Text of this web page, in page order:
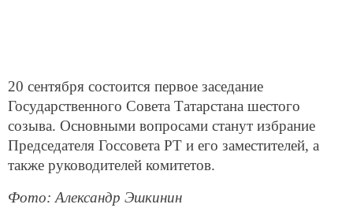
20 сентября состоится первое заседание
Государственного Совета Татарстана шестого
созыва. Основными вопросами станут избрание
Председателя Госсовета РТ и его заместителей, а
также руководителей комитетов.
Фото: Александр Эшкинин